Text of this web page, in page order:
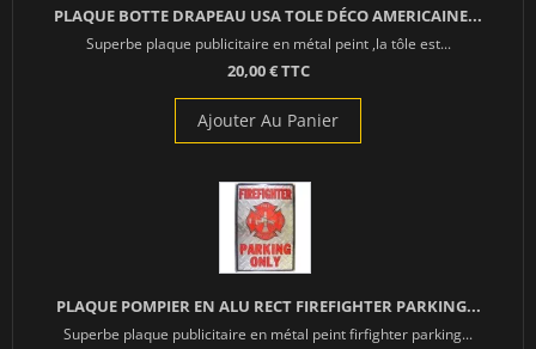
PLAQUE BOTTE DRAPEAU USA TOLE DÉCO AMERICAINE...
Superbe plaque publicitaire en métal peint ,la tôle est...
20,00 € TTC
Ajouter Au Panier
PLAQUE POMPIER EN ALU RECT FIREFIGHTER PARKING...
Superbe plaque publicitaire en métal peint firfighter parking...